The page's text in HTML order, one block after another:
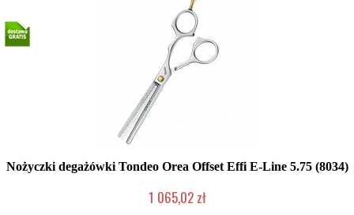
Nożyczki degażówki Tondeo Orea Offset Effi E-Line 5.75 (8034)
1 065,02 zł